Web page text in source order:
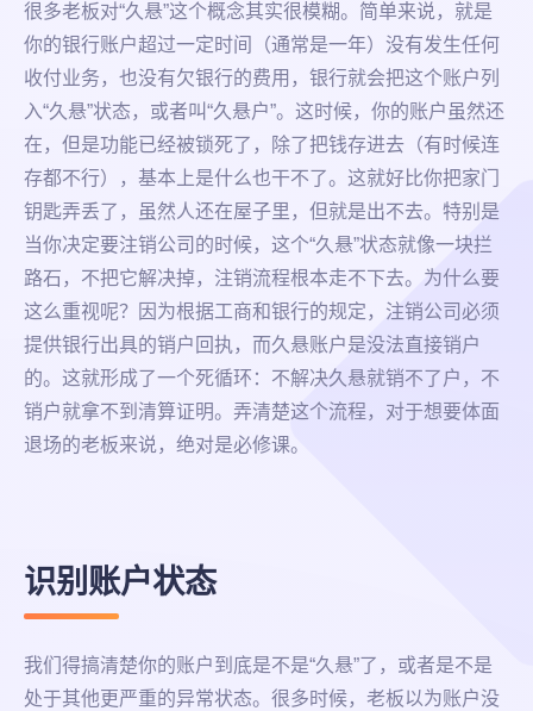
很多老板对“久悬”这个概念其实很模糊。简单来说，就是
你的银行账户超过一定时间（通常是一年）没有发生任何
收付业务，也没有欠银行的费用，银行就会把这个账户列
入“久悬”状态，或者叫“久悬户”。这时候，你的账户虽然还
在，但是功能已经被锁死了，除了把钱存进去（有时候连
存都不行），基本上是什么也干不了。这就好比你把家门
钥匙弄丢了，虽然人还在屋子里，但就是出不去。特别是
当你决定要注销公司的时候，这个“久悬”状态就像一块拦
路石，不把它解决掉，注销流程根本走不下去。为什么要
这么重视呢？因为根据工商和银行的规定，注销公司必须
提供银行出具的销户回执，而久悬账户是没法直接销户
的。这就形成了一个死循环：不解决久悬就销不了户，不
销户就拿不到清算证明。弄清楚这个流程，对于想要体面
退场的老板来说，绝对是必修课。
识别账户状态
我们得搞清楚你的账户到底是不是“久悬”了，或者是不是
处于其他更严重的异常状态。很多时候，老板以为账户没